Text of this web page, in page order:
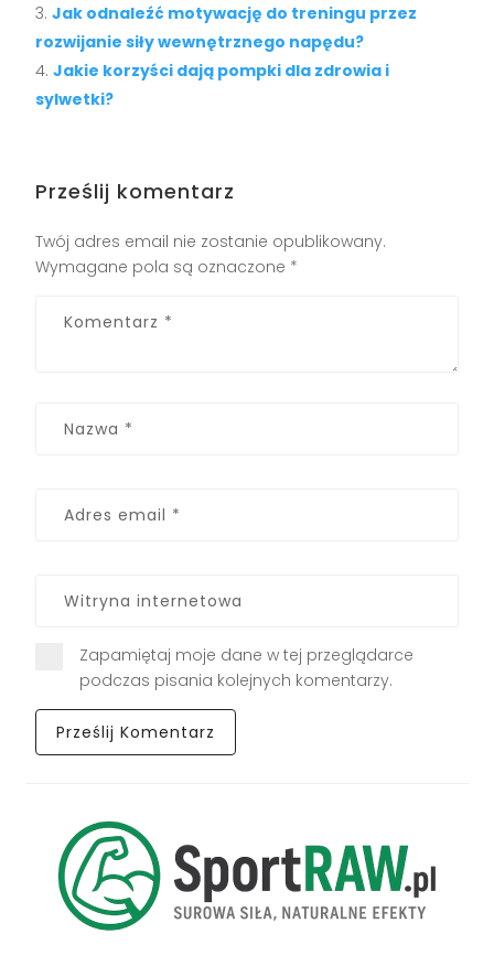
Jak odnaleźć motywację do treningu przez
rozwijanie siły wewnętrznego napędu?
Jakie korzyści dają pompki dla zdrowia i
sylwetki?
Prześlij komentarz
Twój adres email nie zostanie opublikowany.
Wymagane pola są oznaczone *
Zapamiętaj moje dane w tej przeglądarce
podczas pisania kolejnych komentarzy.